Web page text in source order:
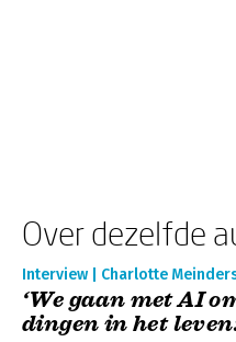
Over dezelfde
Interview | Charlotte
‘We gaan met AI
dingen in het